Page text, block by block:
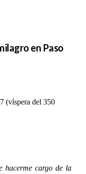
en Paso
(víspera del 350
hacerme cargo de la